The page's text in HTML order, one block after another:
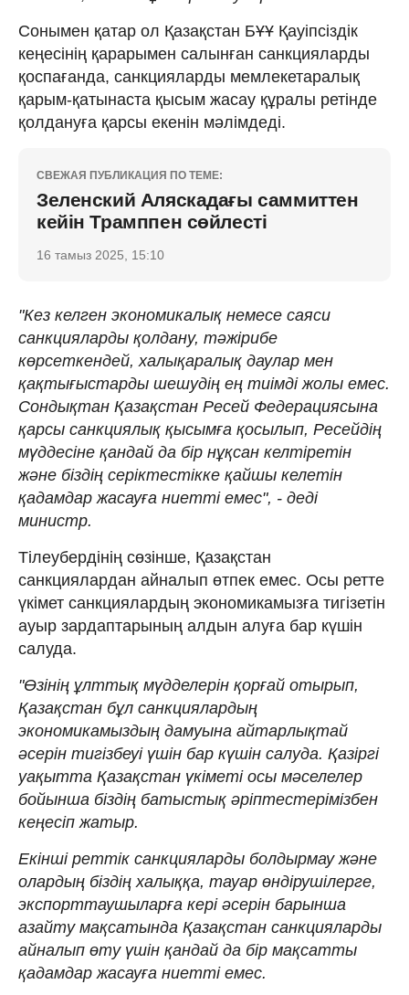
Сонымен қатар ол Қазақстан БҰҰ Қауіпсіздік
кеңесінің қарарымен салынған санкцияларды
қоспағанда, санкцияларды мемлекетаралық
қарым-қатынаста қысым жасау құралы ретінде
қолдануға қарсы екенін мәлімдеді.
СВЕЖАЯ ПУБЛИКАЦИЯ ПО ТЕМЕ:
Зеленский Аляскадағы саммиттен
кейін Трамппен сөйлесті
16 тамыз 2025, 15:10
"Кез келген экономикалық немесе саяси
санкцияларды қолдану, тәжірибе
көрсеткендей, халықаралық даулар мен
қақтығыстарды шешудің ең тиімді жолы емес.
Сондықтан Қазақстан Ресей Федерациясына
қарсы санкциялық қысымға қосылып, Ресейдің
мүддесіне қандай да бір нұқсан келтіретін
және біздің серіктестікке қайшы келетін
қадамдар жасауға ниетті емес", - деді
министр.
Тілеубердінің сөзінше, Қазақстан
санкциялардан айналып өтпек емес. Осы ретте
үкімет санкциялардың экономикамызға тигізетін
ауыр зардаптарының алдын алуға бар күшін
салуда.
"Өзінің ұлттық мүдделерін қорғай отырып,
Қазақстан бұл санкциялардың
экономикамыздың дамуына айтарлықтай
әсерін тигізбеуі үшін бар күшін салуда. Қазіргі
уақытта Қазақстан үкіметі осы мәселелер
бойынша біздің батыстық әріптестерімізбен
кеңесіп жатыр.
Екінші реттік санкцияларды болдырмау және
олардың біздің халыққа, тауар өндірушілерге,
экспорттаушыларға кері әсерін барынша
азайту мақсатында Қазақстан санкцияларды
айналып өту үшін қандай да бір мақсатты
қадамдар жасауға ниетті емес.